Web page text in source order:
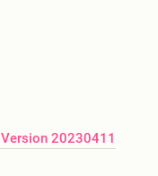
Version 20230411